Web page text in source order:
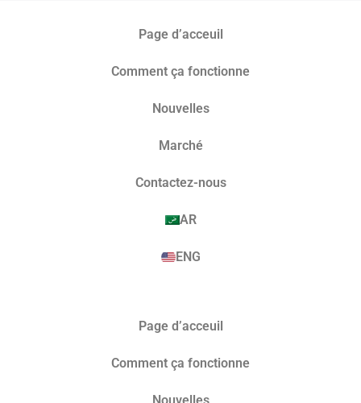
Page d’acceuil
Comment ça fonctionne
Nouvelles
Marché​
Contactez-nous
AR
ENG
Page d’acceuil
Comment ça fonctionne